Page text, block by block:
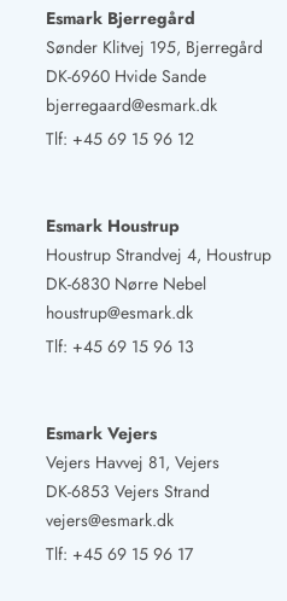
Esmark Bjerregård
Sønder Klitvej 195, Bjerregård
DK-6960 Hvide Sande
bjerregaard@esmark.dk
Tlf: +45 69 15 96 12
Esmark Houstrup
Houstrup Strandvej 4, Houstrup
DK-6830 Nørre Nebel
houstrup@esmark.dk
Tlf: +45 69 15 96 13
Esmark Vejers
Vejers Havvej 81, Vejers
DK-6853 Vejers Strand
vejers@esmark.dk
Tlf: +45 69 15 96 17